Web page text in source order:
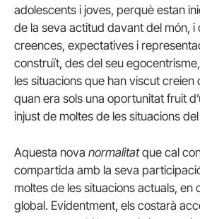
adolescents i joves, perquè estan
de la seva actitud davant del món,
creences, expectatives i
construït, des del seu
les situacions que han viscut creien
quan era sols una oportunitat fruit
injust de moltes de les situacions
Aquesta nova normalitatque cal
compartida amb la seva
moltes de les situacions actuals, en
global. Evidentment, els costarà